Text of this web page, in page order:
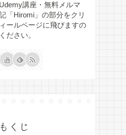
講座・無料メルマ
「Hiromi」の部分をクリ
ールページに飛びますの
ださい。
もくじ